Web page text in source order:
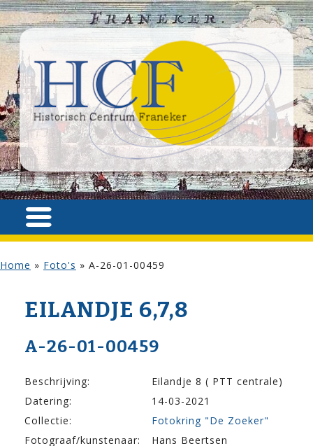
Home » Foto's » A-26-01-00459
EILANDJE 6,7,8
A-26-01-00459
Beschrijving:
Eilandje 8 ( PTT centrale)
Datering:
14-03-2021
Collectie:
Fotokring "De Zoeker"
Fotograaf/kunstenaar:
Hans Beertsen